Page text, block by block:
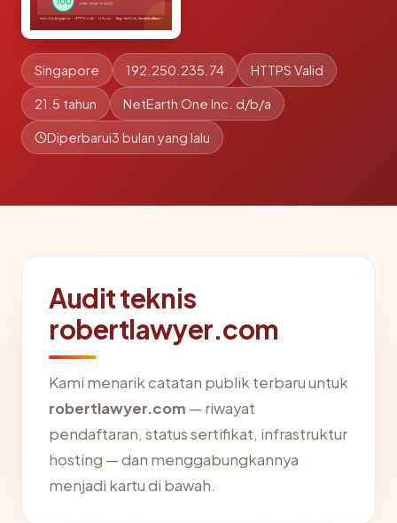
Singapore 192.250.235.74 HTTPS Valid
21.5 tahun NetEarth One Inc. d/b/a
Diperbarui3 bulan yang lalu
Audit teknis
robertlawyer.com
Kami menarik catatan publik terbaru untuk
robertlawyer.com — riwayat
pendaftaran, status sertifikat, infrastruktur
hosting — dan menggabungkannya
menjadi kartu di bawah.